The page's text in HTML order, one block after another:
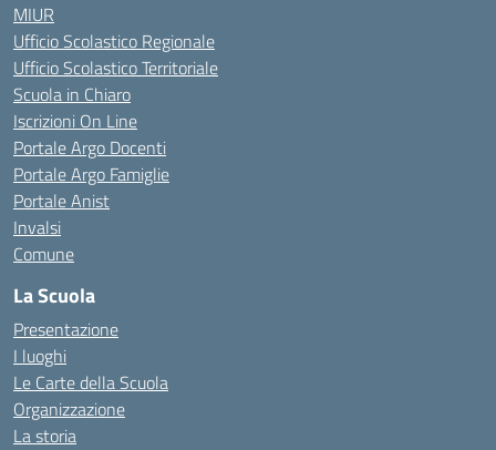
MIUR
Ufficio Scolastico Regionale
Ufficio Scolastico Territoriale
Scuola in Chiaro
Iscrizioni On Line
Portale Argo Docenti
Portale Argo Famiglie
Portale Anist
Invalsi
Comune
La Scuola
Presentazione
I luoghi
Le Carte della Scuola
Organizzazione
La storia